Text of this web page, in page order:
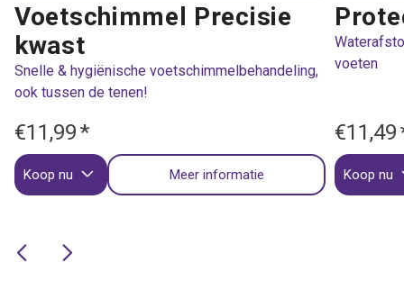
Voetschimmel Precisie
kwast
Snelle & hygiënische voetschimmelbehandeling,
ook tussen de tenen!
€11,99*
Koop nu Meer informatie
voeten
€11,49
Koop nu